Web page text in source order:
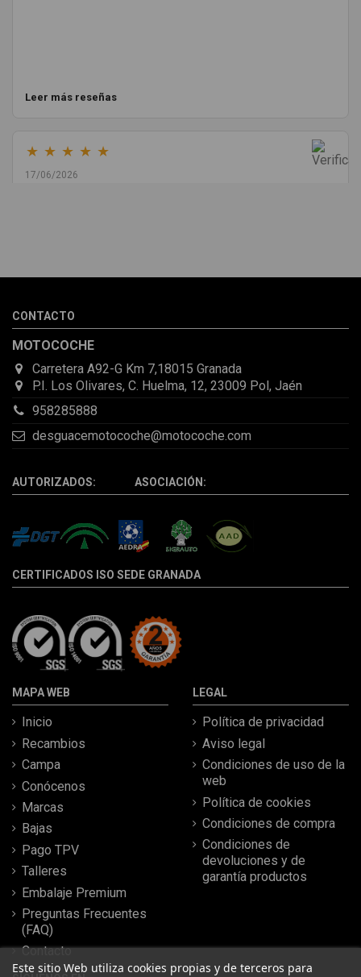
Leer más reseñas
★ ★ ★ ★ ★
17/06/2026
la pieza llegó correcta y bien embalada, además de llegarme 2
CONTACTO
MOTOCOCHE
Carretera A92-G Km 7,18015 Granada
P.I. Los Olivares, C. Huelma, 12, 23009 Pol, Jaén
958285888
desguacemotocoche@motocoche.com
AUTORIZADOS: ASOCIACIÓN:
CERTIFICADOS ISO SEDE GRANADA
MAPA WEB
Inicio
Recambios
Campa
Conócenos
Marcas
Bajas
Pago TPV
Talleres
Embalaje Premium
Preguntas Frecuentes
(FAQ)
Contacto
LEGAL
Política de privacidad
Aviso legal
Condiciones de uso de la
web
Política de cookies
Condiciones de compra
Condiciones de
devoluciones y de
garantía productos
Este sitio Web utiliza cookies propias y de terceros para